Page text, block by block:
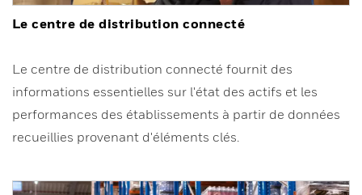
Le centre de distribution connecté
Le centre de distribution connecté fournit des
informations essentielles sur l'état des actifs et les
performances des établissements à partir de données
recueillies provenant d'éléments clés.